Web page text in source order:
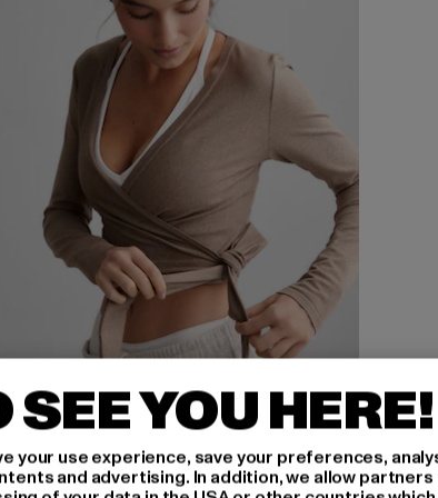
YOU HERE!
your use experience, save your preferences,
and advertising. In addition, we allow